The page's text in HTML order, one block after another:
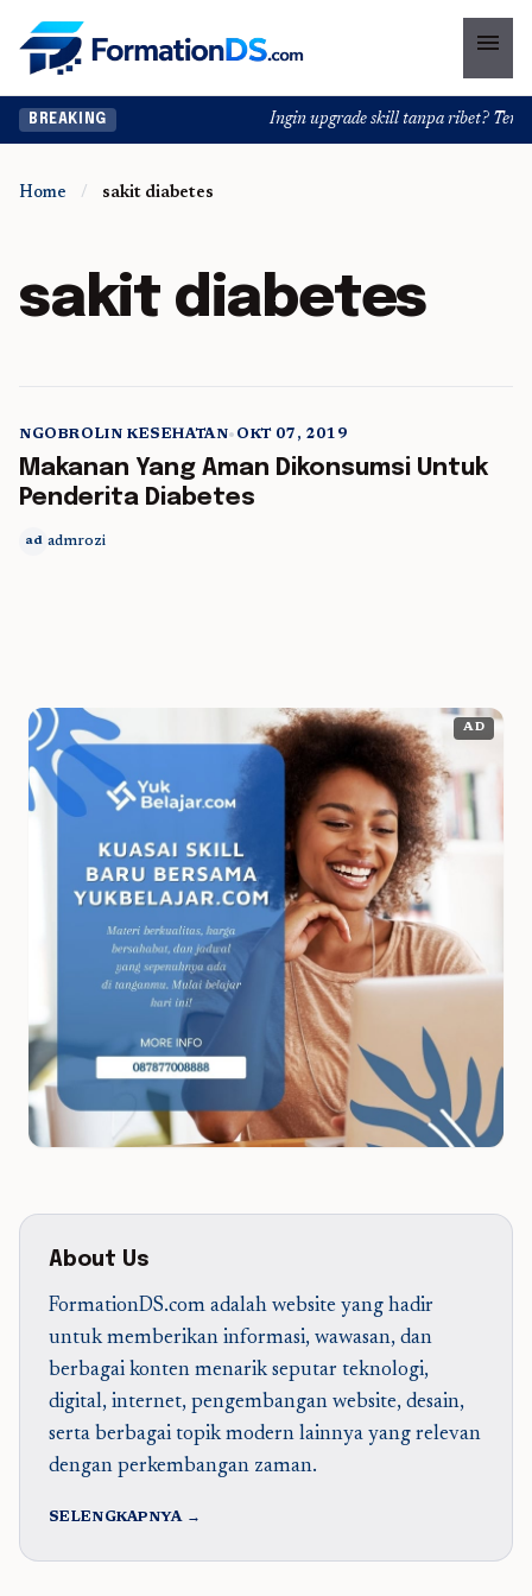
menu
BREAKING Ingin upgrade skill tanpa ribet?
Home / sakit diabetes
sakit diabetes
5 min read
NGOBROLIN KESEHATAN• OKT 07, 2019
Makanan Yang Aman Dikonsumsi Untuk
Penderita Diabetes
ad admrozi
AD
About Us
FormationDS.com adalah website yang hadir
untuk memberikan informasi, wawasan, dan
berbagai konten menarik seputar teknologi,
digital, internet, pengembangan website, desain,
serta berbagai topik modern lainnya yang relevan
dengan perkembangan zaman.
SELENGKAPNYA →